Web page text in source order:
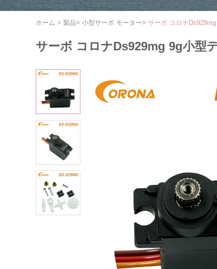
ホーム > 製品> 小型サーボ モーター> サーボ コロナ
サーボ コロナDs929mg 9g小型